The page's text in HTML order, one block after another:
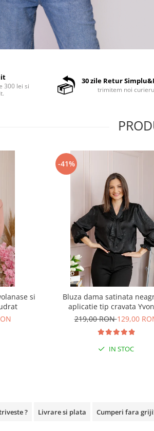
300 lei si
30 zile Retur
trimitem noi
si
-41%
Bluza dama satinata
aplicatie tip cravata
219,00 RON129,00
IN STOC
? Livrare si plata Cumperi fara